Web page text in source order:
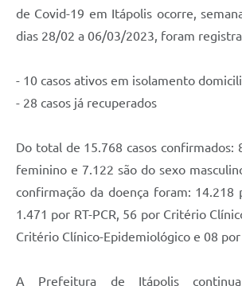
Feriados Municipais
Bairros Rurais
Galeria de Fotos
Audiências Públicas
Arquivos para Download
de Covid-19 em Itápolis ocorre,
dias 28/02 a 06/03/2023, foram
- 10 casos ativos em isolamento
- 28 casos já recuperados
Do total de 15.768 casos confirmados:
feminino e 7.122 são do sexo
confirmação da doença foram: 14.218
1.471 por RT-PCR, 56 por Critério
Critério Clínico-Epidemiológico e 08
A Prefeitura de Itápolis